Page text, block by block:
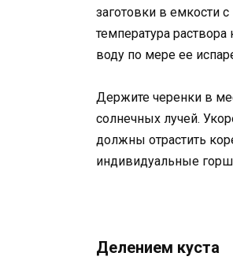
заготовки в емкости
температура
воду по мере ее
Держите черенки в
солнечных лучей.
должны отрастить
индивидуальные
Делением куста